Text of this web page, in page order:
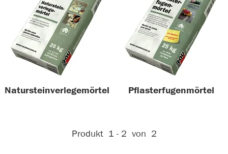
Natursteinverlegemörtel Pflasterfugenmörtel
Aktive Filter:
Produkt 1 - 2 von 2